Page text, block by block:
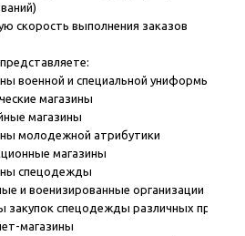
скорость выполнения заказов
военной и специальной униформы -
магазины
магазины
молодежной атрибутики
магазины
спецодежды
и военизированные организации
закупок спецодежды различных
магазины